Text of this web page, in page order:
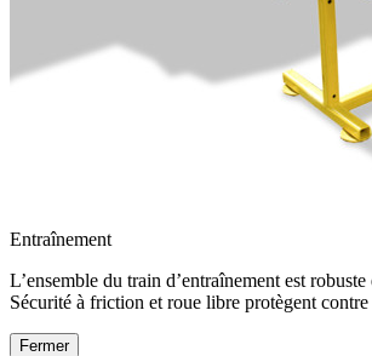
Entraînement
L’ensemble du train d’entraînement est
Sécurité à friction et roue libre protègent
Fermer